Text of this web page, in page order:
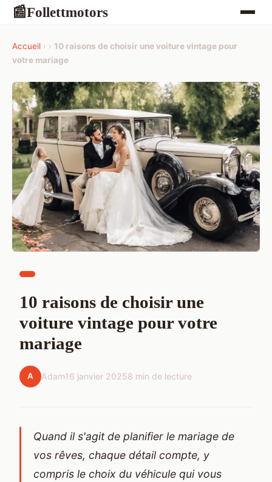
📰Follettmotors
Accueil › › 10 raisons de choisir une voiture vintage pour
votre mariage
10 raisons de choisir une
voiture vintage pour votre
mariage
A Adam16 janvier 20258 min de lecture
Quand il s'agit de planifier le mariage de
vos rêves, chaque détail compte, y
compris le choix du véhicule qui vous